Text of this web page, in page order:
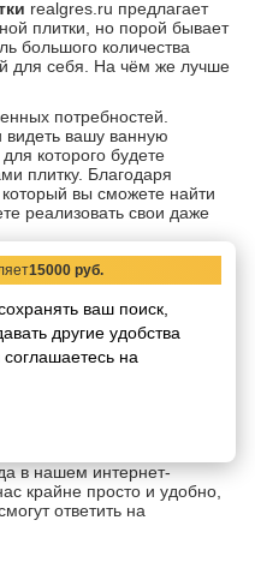
realgres.ru предлагает
плитки, но порой бывает
большого количества
для себя. На чём же лучше
потребностей.
видеть вашу ванную
которого будете
плитку. Благодаря
вы сможете найти
реализовать свои даже
руководствоваться
однако, не стоит
это также очень важно,
вас своим уютом и теплом,
важна.
нашем
в нашем интернет-
крайне просто и удобно,
ответить на
15000 руб.
ваш поиск,
другие удобства
на